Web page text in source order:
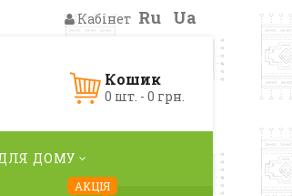
Кабінет Ru Ua
Кошик
0 шт. - 0 грн.
ДОМУ
АКЦІЯ